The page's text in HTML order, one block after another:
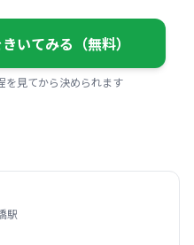
いてみる（無料）
を見てから決められます
駅